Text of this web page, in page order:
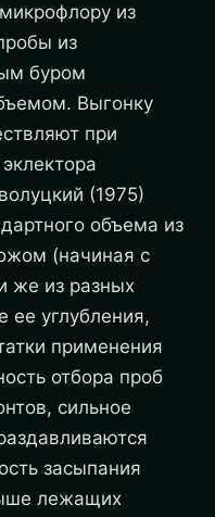
из
из
буром
Выгонку
при
(1975)
объема из
(начиная с
же из разных
ее углубления,
применения
отбора проб
сильное
засыпания
лежащих